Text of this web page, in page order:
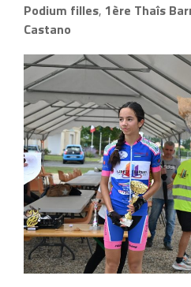
Podium filles, 1ère Thaîs
Castano